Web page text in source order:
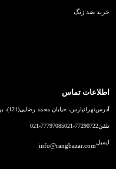
خرید ضد زنگ
اطلاعات تماس
آدرستهرانپارس، خیابان محمد رضایی(121)، بن بست 148 شرقی
تلفن021-77290722
021-77797085
ایمیلinfo@rangbazar.com